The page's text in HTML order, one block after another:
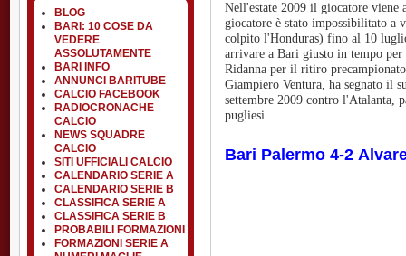
BLOG
BARI: 10 COSE DA
VEDERE
ASSOLUTAMENTE
BARI INFO
ANNUNCI BARITUBE
CALCIO FACEBOOK
RADIOCRONACHE
CALCIO
NEWS SQUADRE
CALCIO
SITI UFFICIALI CALCIO
CALENDARIO SERIE A
CALENDARIO SERIE B
CLASSIFICA SERIE A
CLASSIFICA SERIE B
PROBABILI FORMAZIONI
FORMAZIONI SERIE A
Nell'estate 2009 il giocatore
giocatore è stato impossibilitato a
colpito l'Honduras) fino al 10
arrivare a Bari giusto in tempo per
Ridanna per il ritiro
Giampiero Ventura, ha segnato il
settembre 2009 contro l'Atalanta,
pugliesi.
Bari Palermo 4-2